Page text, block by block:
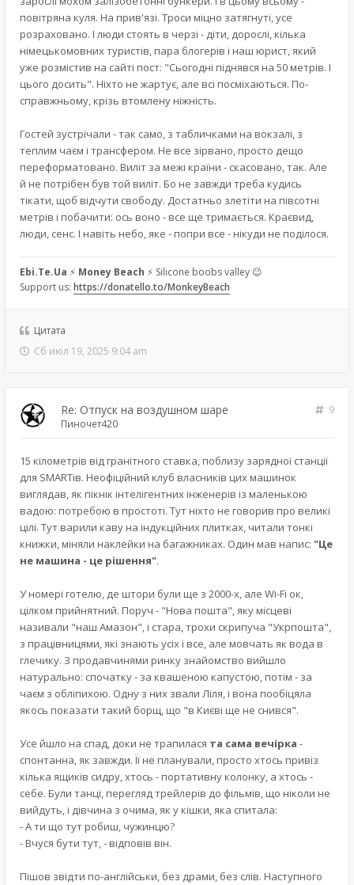
повітряна куля. На прив'язі. Троси міцно затягнуті, усе
розраховано. І люди стоять в черзі - діти, дорослі, кілька
німецькомовних туристів, пара блогерів і наш юрист, який
уже розмістив на сайті пост: "Сьогодні піднявся на 50 метрів. І
цього досить". Ніхто не жартує, але всі посміхаються. По-
справжньому, крізь втомлену ніжність.
Гостей зустрічали - так само, з табличками на вокзалі, з
теплим чаєм і трансфером. Не все зірвано, просто дещо
переформатовано. Виліт за межі країни - скасовано, так. Але
й не потрібен був той виліт. Бо не завжди треба кудись
тікати, щоб відчути свободу. Достатньо злетіти на півсотні
метрів і побачити: ось воно - все ще тримається. Краєвид,
люди, сенс. І навіть небо, яке - попри все - нікуди не поділося.
Ebi.Te.Ua ⚡ Money Beach ⚡ Silicone boobs valley 😉
Support us: https://donatello.to/MonkeyBeach
Цитата
Сб июл 19, 2025 9:04 am
Re: Отпуск на воздушном шаре
9
Пиночет420
15 кілометрів від гранітного ставка, поблизу зарядної станції
для SMARTів. Неофіційний клуб власників цих машинок
виглядав, як пікнік інтелігентних інженерів із маленькою
вадою: потребою в простоті. Тут ніхто не говорив про великі
цілі. Тут варили каву на індукційних плитках, читали тонкі
книжки, міняли наклейки на багажниках. Один мав напис: "Це
не машина - це рішення".
У номері готелю, де штори були ще з 2000-х, але Wi-Fi ок,
цілком прийнятний. Поруч - "Нова пошта", яку місцеві
називали "наш Амазон", і стара, трохи скрипуча "Укрпошта",
з працівницями, які знають усіх і все, але мовчать як вода в
глечику. З продавчинями ринку знайомство вийшло
натурально: спочатку - за квашеною капустою, потім - за
чаєм з обліпихою. Одну з них звали Ліля, і вона пообіцяла
якось показати такий борщ, що "в Києві ще не снився".
Усе йшло на спад, доки не трапилася та сама вечірка -
спонтанна, як завжди. Її не планували, просто хтось привіз
кілька ящиків сидру, хтось - портативну колонку, а хтось -
себе. Були танці, перегляд трейлерів до фільмів, що ніколи не
вийдуть, і дівчина з очима, як у кішки, яка спитала:
- А ти що тут робиш, чужинцю?
- Вчуся бути тут, - відповів він.
Пішов звідти по-англійськи, без драми, без слів. Наступного